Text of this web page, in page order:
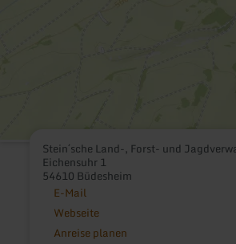
Stein´sche Land-, Forst- und
Eichensuhr 1
54610 Büdesheim
E-Mail
Webseite
Anreise planen